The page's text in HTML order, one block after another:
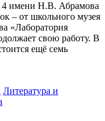
имени Н.В. Абрамова
– от школьного музея
«Лаборатория
свою работу. В
ещё семь
Литература и